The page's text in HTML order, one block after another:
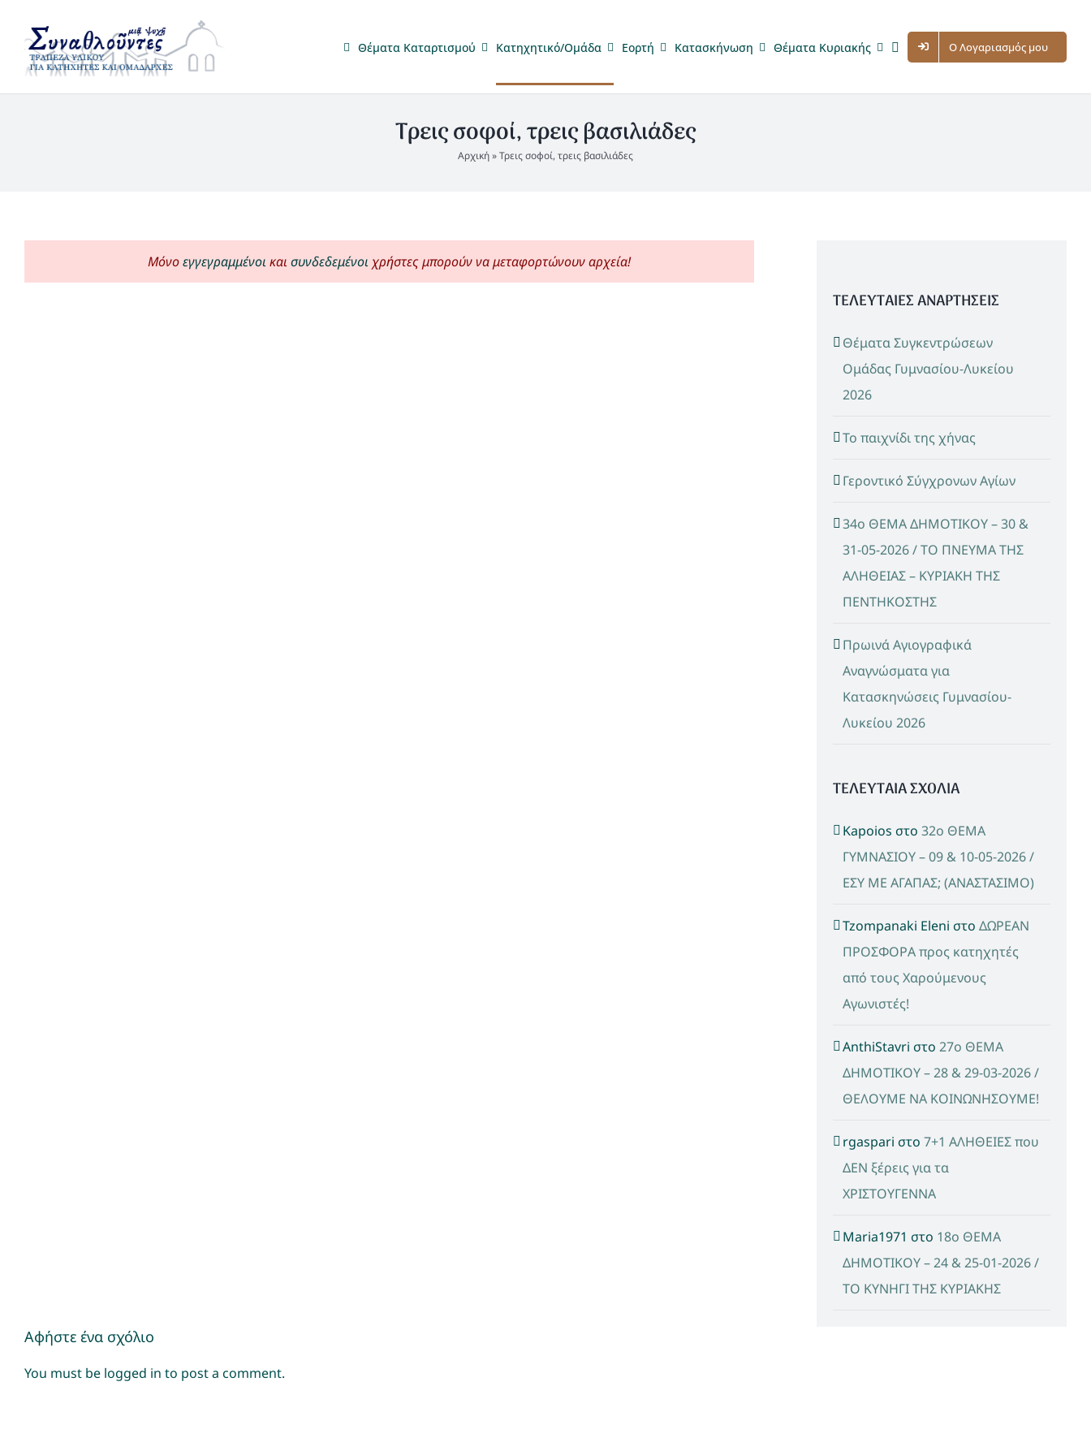
περιεχόμενο
Θέματα Καταρτισμού Κατηχητικό/Ομάδα Eορτή Κατασκήνωση Θέματα Κυριακής Ο Λογαριασμός μου
Τρεις σοφοί, τρεις βασιλιάδες
Αρχική»Τρεις σοφοί, τρεις βασιλιάδες
Μόνοεγγεγραμμένοικαισυνδεδεμένοιχρήστες μπορούν να μεταφορτώνουν αρχεία!
Αφήστε ένα σχόλιο
You must be logged in to post a comment.
ΤΕΛΕΥΤΑΙΕΣ ΑΝΑΡΤΗΣΕΙΣ
Θέματα Συγκεντρώσεων
Ομάδας Γυμνασίου-Λυκείου
2026
Το παιχνίδι της χήνας
Γεροντικό Σύγχρονων Αγίων
34ο ΘΕΜΑ ΔΗΜΟΤΙΚΟΥ – 30 &
31-05-2026 / ΤΟ ΠΝΕΥΜΑ ΤΗΣ
ΑΛΗΘΕΙΑΣ – ΚΥΡΙΑΚΗ ΤΗΣ
ΠΕΝΤΗΚΟΣΤΗΣ
Πρωινά Αγιογραφικά
Αναγνώσματα για
Κατασκηνώσεις Γυμνασίου-
Λυκείου 2026
ΤΕΛΕΥΤΑΙΑ ΣΧΟΛΙΑ
Kapoios στο 32ο ΘΕΜΑ
ΓΥΜΝΑΣΙΟΥ – 09 & 10-05-2026 /
ΕΣΥ ΜΕ ΑΓΑΠΑΣ; (ΑΝΑΣΤΑΣΙΜΟ)
Tzompanaki Eleni στο ΔΩΡΕΑΝ
ΠΡΟΣΦΟΡΑ προς κατηχητές
από τους Χαρούμενους
Αγωνιστές!
AnthiStavri στο 27ο ΘΕΜΑ
ΔΗΜΟΤΙΚΟΥ – 28 & 29-03-2026 /
ΘΕΛΟΥΜΕ ΝΑ ΚΟΙΝΩΝΗΣΟΥΜΕ!
rgaspari στο 7+1 ΑΛΗΘΕΙΕΣ που
ΔΕΝ ξέρεις για τα
ΧΡΙΣΤΟΥΓΕΝΝΑ
Maria1971 στο 18ο ΘΕΜΑ
ΔΗΜΟΤΙΚΟΥ – 24 & 25-01-2026 /
ΤΟ ΚΥΝΗΓΙ ΤΗΣ ΚΥΡΙΑΚΗΣ